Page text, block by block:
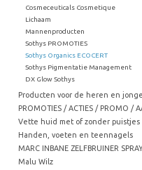
Cosmeceuticals Cosmetique
Lichaam
Mannenproducten
Sothys PROMOTIES
Sothys Organics ECOCERT
Sothys Pigmentatie Management
DX Glow Sothys
Producten voor de heren en
PROMOTIES / ACTIES / PROMO /
Vette huid met of zonder puistjes
Handen, voeten en teennagels
MARC INBANE ZELFBRUINER
Malu Wilz